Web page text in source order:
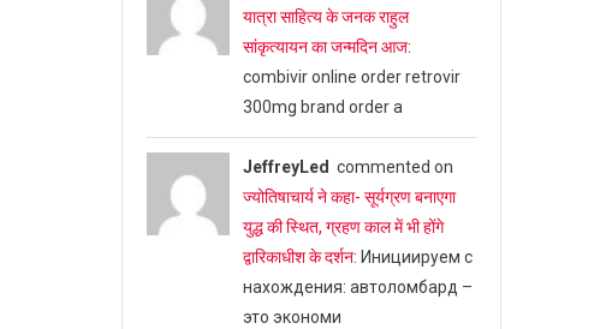
यात्रा साहित्य के जनक राहुल
सांकृत्यायन का जन्‍मदिन आज:
combivir online order retrovir
300mg brand order a
JeffreyLed commented on
ज्योतिषाचार्य ने कहा- सूर्यग्रण बनाएगा
युद्ध की स्थित, ग्रहण काल में भी होंगे
द्वारिकाधीश के दर्शन: Инициируем с
нахождения: автоломбард –
это экономи